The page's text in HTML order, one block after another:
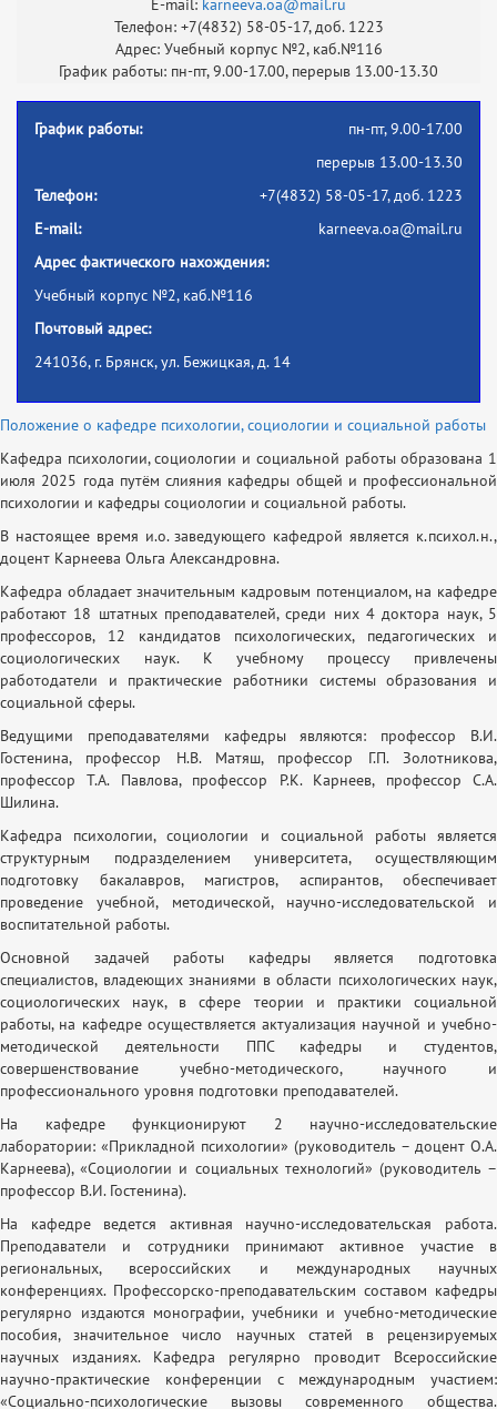
E-mail: karneeva.oa@mail.ru
Телефон: +7(4832) 58-05-17, доб. 1223
Адрес: Учебный корпус №2, каб.№116
График работы: пн-пт, 9.00-17.00, перерыв 13.00-13.30
График работы:
пн-пт, 9.00-17.00
перерыв 13.00-13.30
Телефон:
+7(4832) 58-05-17, доб. 1223
E-mail:
karneeva.oa@mail.ru
Адрес фактического нахождения:
Учебный корпус №2, каб.№116
Почтовый адрес:
241036, г. Брянск, ул. Бежицкая, д. 14
Положение о кафедре психологии, социологии и социальной работы
Кафедра психологии, социологии и социальной работы образована 1
июля 2025 года путём слияния кафедры общей и профессиональной
психологии и кафедры социологии и социальной работы.
В настоящее время и.о. заведующего кафедрой является к.психол.н.,
доцент Карнеева Ольга Александровна.
Кафедра обладает значительным кадровым потенциалом, на кафедре
работают 18 штатных преподавателей, среди них 4 доктора наук, 5
профессоров, 12 кандидатов психологических, педагогических и
социологических наук. К учебному процессу привлечены
работодатели и практические работники системы образования и
социальной сферы.
Ведущими преподавателями кафедры являются: профессор В.И.
Гостенина, профессор Н.В. Матяш, профессор Г.П. Золотникова,
профессор Т.А. Павлова, профессор Р.К. Карнеев, профессор С.А.
Шилина.
Кафедра психологии, социологии и социальной работы является
структурным подразделением университета, осуществляющим
подготовку бакалавров, магистров, аспирантов, обеспечивает
проведение учебной, методической, научно-исследовательской и
воспитательной работы.
Основной задачей работы кафедры является подготовка
специалистов, владеющих знаниями в области психологических наук,
социологических наук, в сфере теории и практики социальной
работы, на кафедре осуществляется актуализация научной и учебно-
методической деятельности ППС кафедры и студентов,
совершенствование учебно-методического, научного и
профессионального уровня подготовки преподавателей.
На кафедре функционируют 2 научно-исследовательские
лаборатории: «Прикладной психологии» (руководитель – доцент О.А.
Карнеева), «Социологии и социальных технологий» (руководитель –
профессор В.И. Гостенина).
На кафедре ведется активная научно-исследовательская работа.
Преподаватели и сотрудники принимают активное участие в
региональных, всероссийских и международных научных
конференциях. Профессорско-преподавательским составом кафедры
регулярно издаются монографии, учебники и учебно-методические
пособия, значительное число научных статей в рецензируемых
научных изданиях. Кафедра регулярно проводит Всероссийские
научно-практические конференции с международным участием:
«Социально-психологические вызовы современного общества.